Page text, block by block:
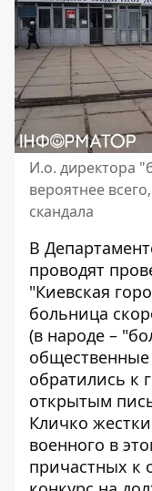
И.о. директора
вероятнее
скандала
В
проводят
"Киевская
больница
(в народе –
обратились к
открытым
Кличко
военного в
причастных к